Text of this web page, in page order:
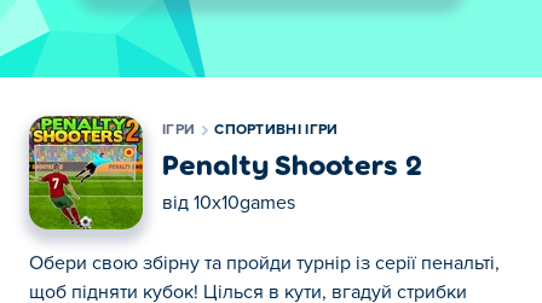
ІГРИ СПОРТИВНІ ІГРИ
Penalty Shooters 2
від 10x10games
Обери свою збірну та пройди турнір із серії пенальті,
щоб підняти кубок! Цілься в кути, вгадуй стрибки